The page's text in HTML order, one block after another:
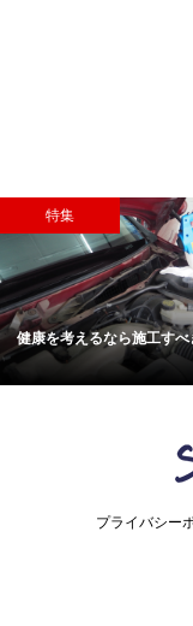
特集
健康を考えるなら施工すべ
プライバシー